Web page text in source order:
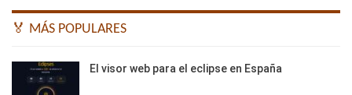
🏅 MÁS POPULARES
El visor web para el eclipse en España